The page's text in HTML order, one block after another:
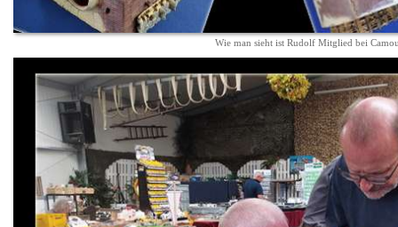
Wie man sieht ist Rudolf Mitglied bei